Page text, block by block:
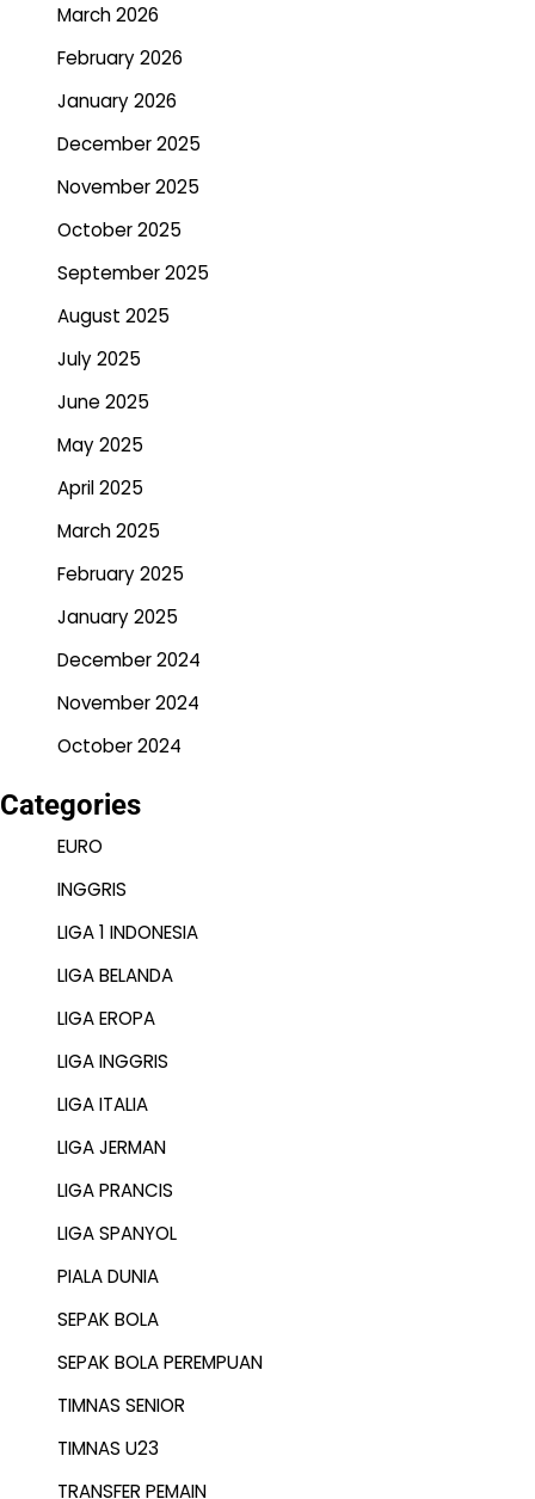
March 2026
February 2026
January 2026
December 2025
November 2025
October 2025
September 2025
August 2025
July 2025
June 2025
May 2025
April 2025
March 2025
February 2025
January 2025
December 2024
November 2024
October 2024
Categories
EURO
INGGRIS
LIGA 1 INDONESIA
LIGA BELANDA
LIGA EROPA
LIGA INGGRIS
LIGA ITALIA
LIGA JERMAN
LIGA PRANCIS
LIGA SPANYOL
PIALA DUNIA
SEPAK BOLA
SEPAK BOLA PEREMPUAN
TIMNAS SENIOR
TIMNAS U23
TRANSFER PEMAIN